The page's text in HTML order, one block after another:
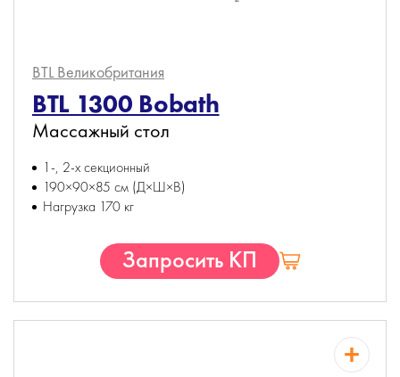
BTL Великобритания
BTL 1300 Bobath
Массажный стол
1-, 2-х секционный
190×90×85 см (Д×Ш×В)
Нагрузка 170 кг
Запросить КП